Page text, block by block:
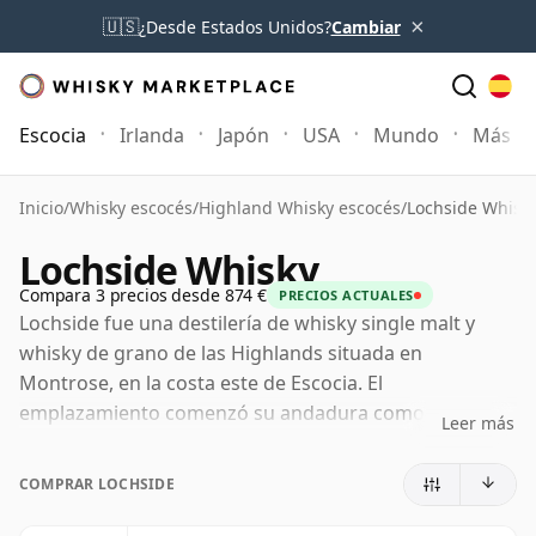
🇺🇸¿Desde Estados Unidos?Cambiar ×
Escocia Irlanda Japón USA Mundo Más
Inicio/Whisky escocés/Highland Whisky escocés/Lochside
Lochside Whisky
Compara 3 precios desde 874 € PRECIOS ACTUALES
Lochside fue una destilería de whisky single malt y
whisky de grano de las Highlands situada en
Montrose, en la costa este de Escocia. El
emplazamiento comenzó su andadura como
antes de ser reconvertido en destilería en la década de
Leer más
COMPRAR LOCHSIDE